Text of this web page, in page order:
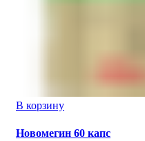
В корзину
Новомегин 60 капс